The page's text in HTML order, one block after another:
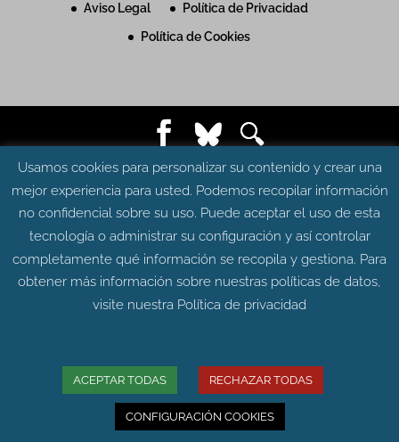
Aviso Legal
Política de Privacidad
Política de Cookies
© Grupo Aragosaurus 2023.
Universidad de Zaragoza. Facultad de Ciencias.
Edificio de Geológicas. Pedro Cerbuna 12 - 50009
ZARAGOZA
Diseño web:Intesiscon
Usamos cookies para personalizar su contenido y crear una
mejor experiencia para usted. Podemos recopilar información
no confidencial sobre su uso. Puede aceptar el uso de esta
tecnología o administrar su configuración y así controlar
completamente qué información se recopila y gestiona. Para
obtener más información sobre nuestras políticas de datos,
visite nuestra Política de privacidad
ACEPTAR TODAS RECHAZAR TODAS
CONFIGURACIÓN COOKIES